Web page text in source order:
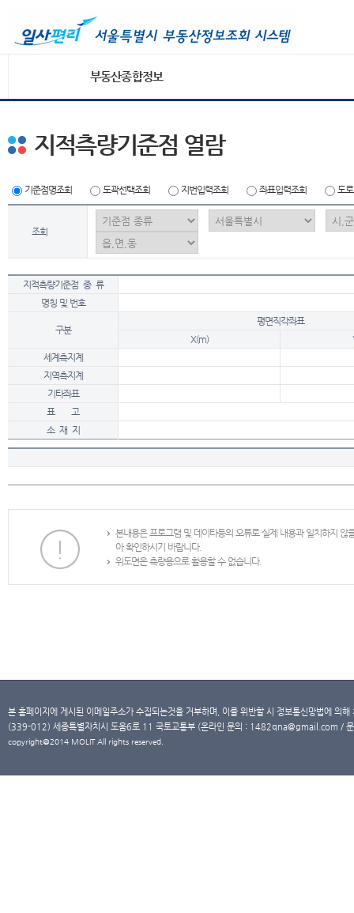
부동산종합정보
지적측량기준점 열람
기준점명조회 도곽선택조회 지번입력조회 좌표입력조회 도
조회
지적측량기준점 종 류
명칭 및 번호
구분
평면직각좌표
X(m)
세계측지계
지역측지계
기타좌표
표 고
소 재 지
본내용은 프로그램 및 데이타등의 오류로 실제 내용과 일치하지
아 확인하시기 바랍니다.
위도면은 측량용으로 활용할 수 없습니다.
본 홈페이지에 게시된 이메일주소가 수집되는것을 거부하며, 이를 위반할 시 정보통신망법에 의
(339-012) 세종특별자치시 도움6로 11 국토교통부 (온라인 문의 : 1482qna@gmail.com /
copyright@2014 MOLIT All rights reserved.